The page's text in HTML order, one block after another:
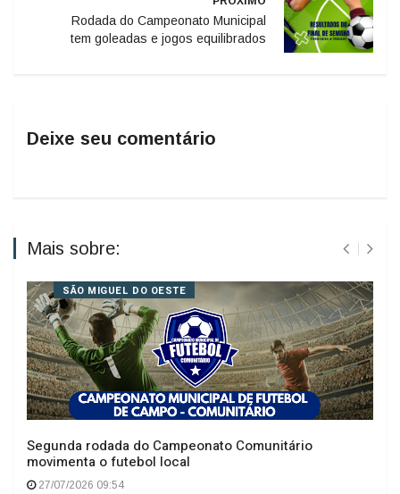
Rodada do Campeonato Municipal
tem goleadas e jogos equilibrados
Deixe seu comentário
Mais sobre:
SÃO MIGUEL DO OESTE
Segunda rodada do Campeonato Comunitário
movimenta o futebol local
27/07/2026 09:54